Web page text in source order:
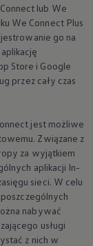
lub We
We Connect Plus
go na
Store i Google
przez cały czas
jest możliwe
Związane z
za wyjątkiem
aplikacji In-
sieci. W celu
nabywać
usługi
z nich w